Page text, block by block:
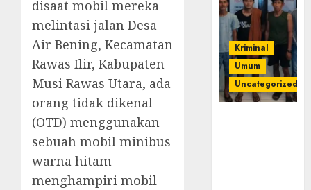
disaat mobil mereka
melintasi jalan Desa
Air Bening, Kecamatan
Rawas Ilir, Kabupaten
Musi Rawas Utara, ada
orang tidak dikenal
(OTD) menggunakan
sebuah mobil minibus
warna hitam
menghampiri mobil
Kriminal
Umum
Uncategorized